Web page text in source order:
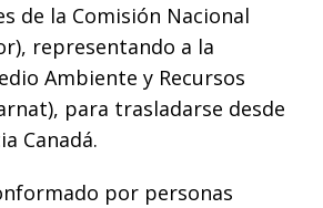
de la Comisión Nacional
representando a la
Ambiente y Recursos
para trasladarse desde
Canadá.
por personas